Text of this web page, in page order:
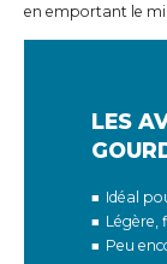
en emportant le
LES
Idéal
Légère,
Peu